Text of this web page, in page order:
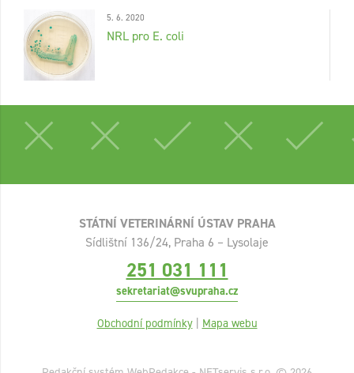
5. 6. 2020
NRL pro E. coli
STÁTNÍ VETERINÁRNÍ ÚSTAV PRAHA
Sídlištní 136/24, Praha 6 – Lysolaje
251 031 111
sekretariat@svupraha.cz
Obchodní podmínky | Mapa webu